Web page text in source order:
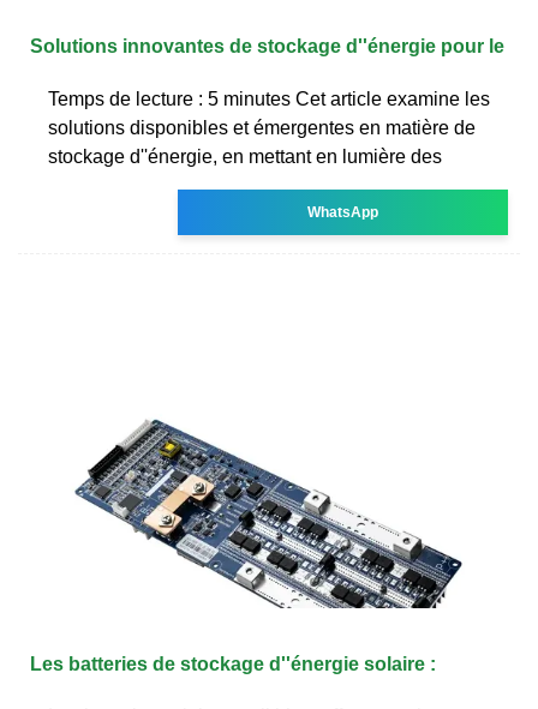
Solutions innovantes de stockage d''énergie pour le
Temps de lecture : 5 minutes Cet article examine les
solutions disponibles et émergentes en matière de
stockage d''énergie, en mettant en lumière des
WhatsApp
Les batteries de stockage d''énergie solaire :